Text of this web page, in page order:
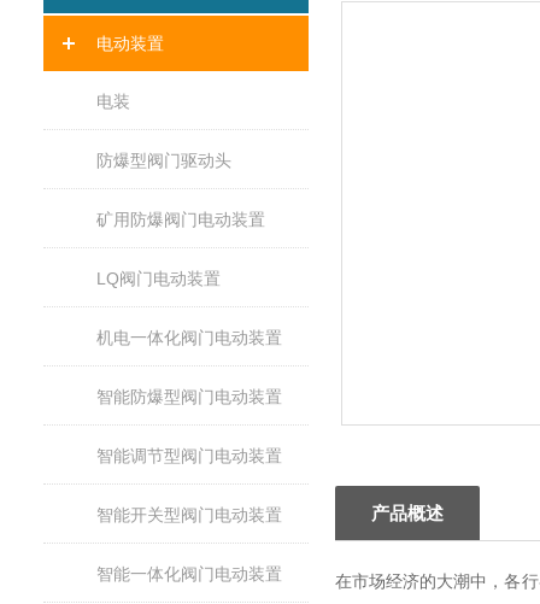
电动装置
电装
防爆型阀门驱动头
矿用防爆阀门电动装置
LQ阀门电动装置
机电一体化阀门电动装置
智能防爆型阀门电动装置
智能调节型阀门电动装置
智能开关型阀门电动装置
智能一体化阀门电动装置
产品概述
在市场经济的大潮中，各